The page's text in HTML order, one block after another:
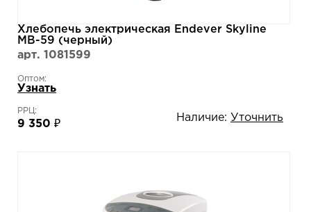
Хлебопечь электрическая Endever Skyline
MB-59 (черный)
арт. 1081599
Оптом:
Узнать
РРЦ:
9 350 ₽
Наличие: Уточнить